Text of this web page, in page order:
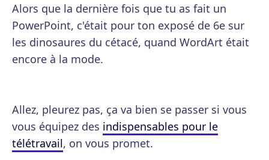
Alors que la dernière fois que tu as fait un
PowerPoint, c'était pour ton exposé de 6e sur
les dinosaures du cétacé, quand WordArt était
encore à la mode.
Allez, pleurez pas, ça va bien se passer si vous
vous équipez des indispensables pour le
télétravail, on vous promet.